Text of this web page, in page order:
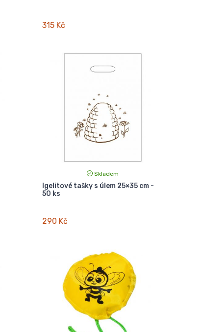
315 Kč
Skladem
Igelitové tašky s úlem 25×35 cm -
50 ks
290 Kč